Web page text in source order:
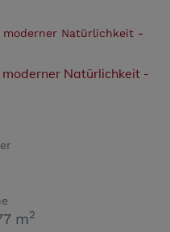
Natürlichkeit -
m2